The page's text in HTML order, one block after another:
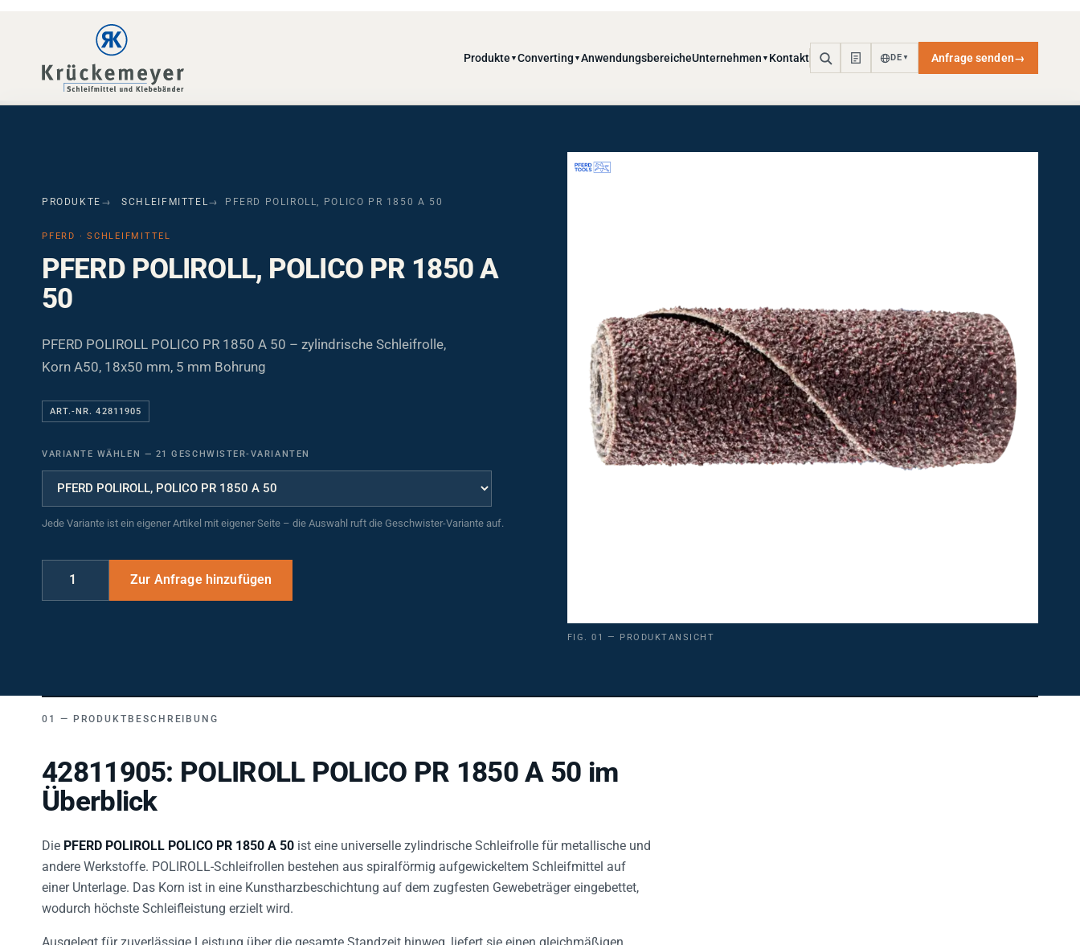
Kontakt DE
PRODUKTE SCHLEIFMITTEL PFERD POLIROLL, POLICO PR 1850 A 50
PFERD POLIROLL, POLICO PR 1850 A
50
PFERD POLIROLL POLICO PR 1850 A 50 – zylindrische Schleifrolle,
Korn A50, 18x50 mm, 5 mm Bohrung
VARIANTE WÄHLEN
Jede Variante ist ein eigener Artikel mit eigener Seite – die Auswahl ruft die Geschwister-Variante auf.
PRODUKTBESCHREIBUNG
42811905: POLIROLL POLICO PR 1850 A 50 im
Überblick
Die PFERD POLIROLL POLICO PR 1850 A 50 ist eine universelle zylindrische Schleifrolle für metallische und
andere Werkstoffe. POLIROLL-Schleifrollen bestehen aus spiralförmig aufgewickeltem Schleifmittel auf
einer Unterlage. Das Korn ist in eine Kunstharzbeschichtung auf dem zugfesten Gewebeträger eingebettet,
wodurch höchste Schleifleistung erzielt wird.
Ausgelegt für zuverlässige Leistung über die gesamte Standzeit hinweg, liefert sie einen gleichmäßigen